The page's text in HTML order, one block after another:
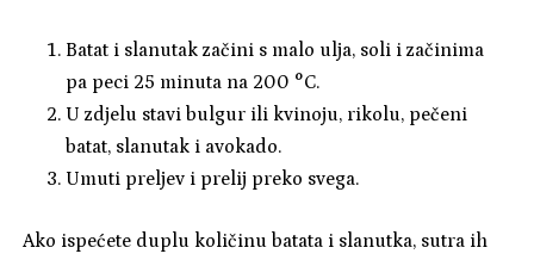
Batat i slanutak začini s malo ulja, soli i začinima
pa peci 25 minuta na 200 °C.
U zdjelu stavi bulgur ili kvinoju, rikolu, pečeni
batat, slanutak i avokado.
Umuti preljev i prelij preko svega.
Ako ispećete duplu količinu batata i slanutka, sutra ih